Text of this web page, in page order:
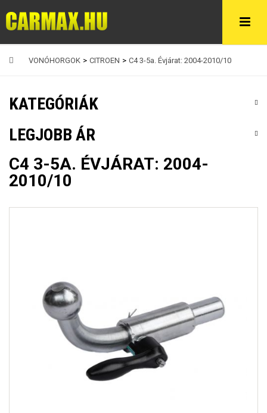
VONÓHORGOK > CITROEN > C4 3-5a. Évjárat: 2004-2010/10
KATEGÓRIÁK
LEGJOBB ÁR
C4 3-5A. ÉVJÁRAT: 2004-
2010/10